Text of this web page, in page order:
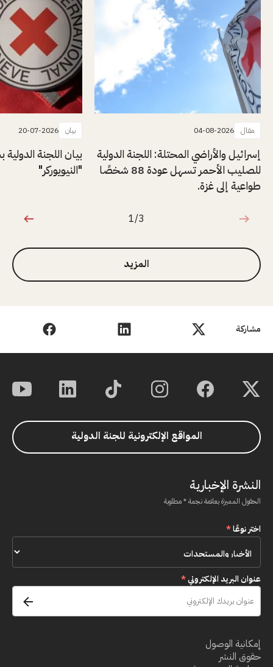
مشاركة
مقال 04-08-2026
إسرائيل والأراضي المحتلة: اللجنة الدولية
للصليب الأحمر تسهل عودة 88 شخصًا
طواعية إلى غزة.
بيان 20-07-2026
بيان اللجنة
"النيويوركر"
1 من 3
1/3
المزيد
المواقع الإلكترونية للجنة الدولية
النشرة الإخبارية
الحقول المميزة بعلامة نجمة * مطلوبة
اختر نوعًا*
عنوان البريد الإلكتروني*
إمكانية الوصول
حقوق النشر